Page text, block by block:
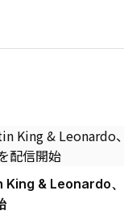
King & Leonardo